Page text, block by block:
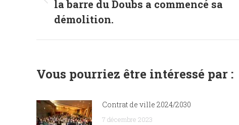
Article
précédent
la barre du Doubs a commencé sa
démolition.
Vous pourriez être intéressé par :
Contrat de ville 2024/2030
7 décembre 2023